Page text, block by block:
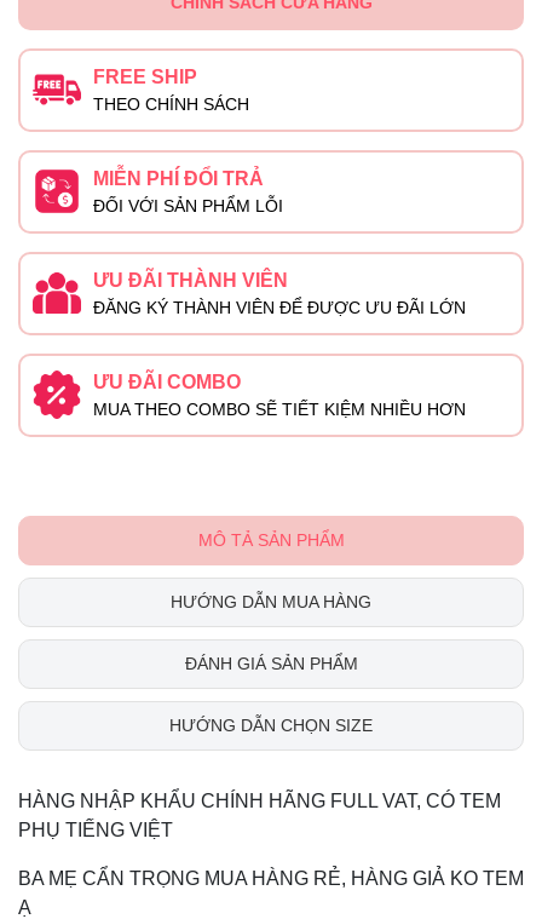
FREE SHIP
THEO CHÍNH SÁCH
MIỄN PHÍ ĐỔI TRẢ
ĐỐI VỚI SẢN PHẨM LỖI
ƯU ĐÃI THÀNH VIÊN
ĐĂNG KÝ THÀNH VIÊN ĐỂ ĐƯỢC ƯU ĐÃI LỚN
ƯU ĐÃI COMBO
MUA THEO COMBO SẼ TIẾT KIỆM NHIỀU HƠN
MÔ TẢ SẢN PHẨM
HƯỚNG DẪN MUA HÀNG
ĐÁNH GIÁ SẢN PHẨM
HƯỚNG DẪN CHỌN SIZE
HÀNG NHẬP KHẨU CHÍNH HÃNG FULL VAT, CÓ TEM
PHỤ TIẾNG VIỆT
BA MẸ CẨN TRỌNG MUA HÀNG RẺ, HÀNG GIẢ KO TEM
Ạ